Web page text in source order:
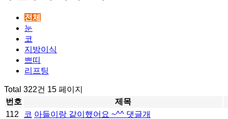
전체
눈
코
지방이식
쁘띠
리프팅
Total 322건 15 페이지
번호
제목
112
코 아들이랑 같이했어요 ~^^ 댓글개